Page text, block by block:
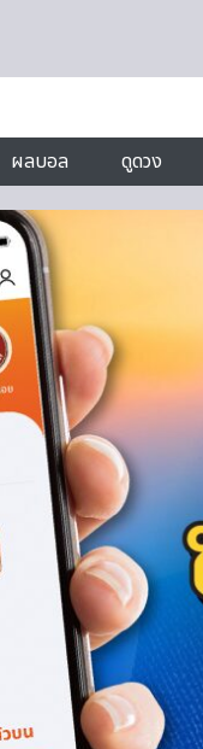
ผลบอล ดูดวง